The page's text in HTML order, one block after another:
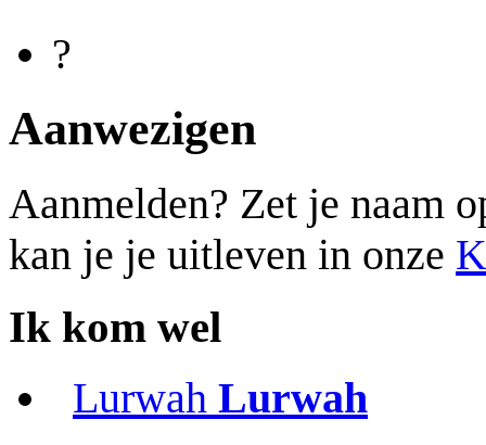
?
Aanwezigen
Aanmelden? Zet je naam
kan je je uitleven in onze
Ik kom wel
Lurwah Lurwah